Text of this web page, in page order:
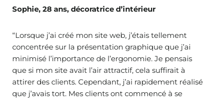
Sophie, 28 ans, décoratrice d’intérieur
“Lorsque j’ai créé mon site web, j’étais tellement
concentrée sur la présentation graphique que j’ai
minimisé l’importance de l’ergonomie. Je pensais
que si mon site avait l’air attractif, cela suffirait à
attirer des clients. Cependant, j’ai rapidement réalisé
que j’avais tort. Mes clients ont commencé à se